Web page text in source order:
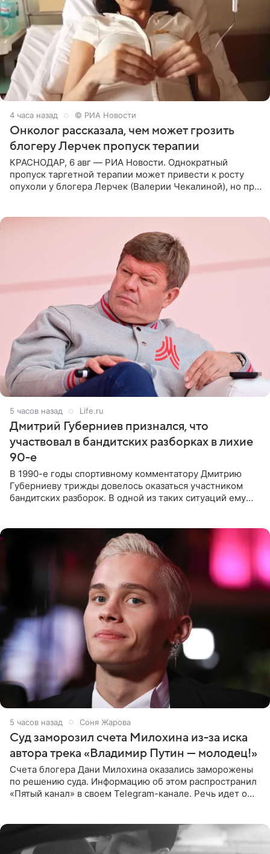
4 часа назад © РИА Новости
Онколог рассказала, чем может грозить
блогеру Лерчек пропуск терапии
КРАСНОДАР, 6 авг — РИА Новости. Однократный
пропуск таргетной терапии может привести к росту
опухоли у блогера Лерчек (Валерии Чекалиной), но при
5 часов назад Life.ru
Дмитрий Губерниев признался, что
участвовал в бандитских разборках в лихие
90-е
В 1990-е годы спортивному комментатору Дмитрию
Губерниеву трижды довелось оказаться участником
бандитских разборок. В одной из таких ситуаций ему
5 часов назад Соня Жарова
Суд заморозил счета Милохина из-за иска
автора трека «Владимир Путин — молодец!»
Счета блогера Дани Милохина оказались заморожены
по решению суда. Информацию об этом распространил
«Пятый канал» в своем Telegram-канале. Речь идет о